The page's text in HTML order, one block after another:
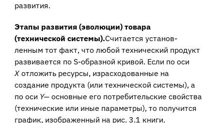
развития.
Этапы развития (эволюции) товара
(технической системы).Считается установ­
ленным тот факт, что любой технический продукт
развивается по S-образной кри­вой. Если по оси
Xотложить ресурсы, израсходованные на
создание продукта (или технической системы), а
по оси Y— основные его потребительские свойства
(техни­ческие или иные параметры), то получится
график, изображенный на рис. 3.1 книги.